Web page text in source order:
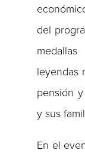
del
leyendas
pensión
y sus
En el